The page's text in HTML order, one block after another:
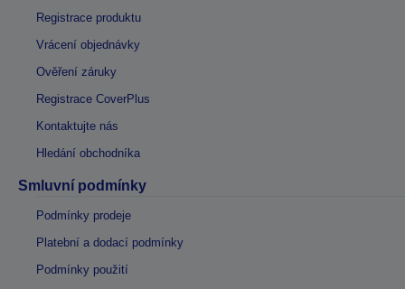
Registrace produktu
Vrácení objednávky
Ověření záruky
Registrace CoverPlus
Kontaktujte nás
Hledání obchodníka
Smluvní podmínky
Podmínky prodeje
Platební a dodací podmínky
Podmínky použití